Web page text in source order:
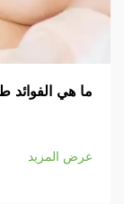
ما هي الفوائد
عرض المزيد